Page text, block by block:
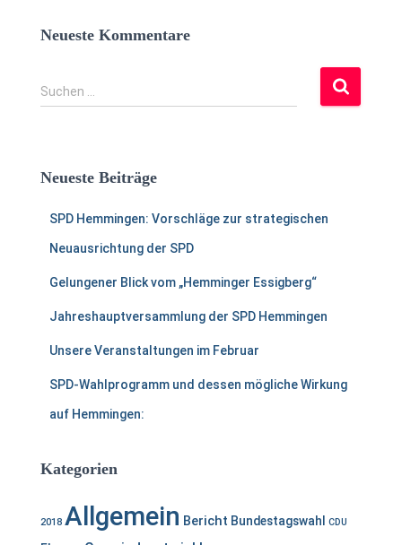
Neueste Kommentare
S
u
n
Suchen …
Neueste Beiträge
SPD Hemmingen: Vorschläge zur strategischen
Neuausrichtung der SPD
Gelungener Blick vom „Hemminger Essigberg“
Jahreshauptversammlung der SPD Hemmingen
Unsere Veranstaltungen im Februar
SPD-Wahlprogramm und dessen mögliche Wirkung
auf Hemmingen:
Kategorien
2018 Allgemein Bericht Bundestagswahl CDU